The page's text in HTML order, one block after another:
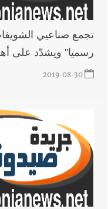
تجمع صناعيي
رسميا" ويشدّد على
2019-08-30